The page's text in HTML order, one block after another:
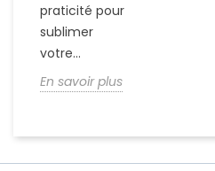
praticité pour
sublimer
votre...
En savoir plus